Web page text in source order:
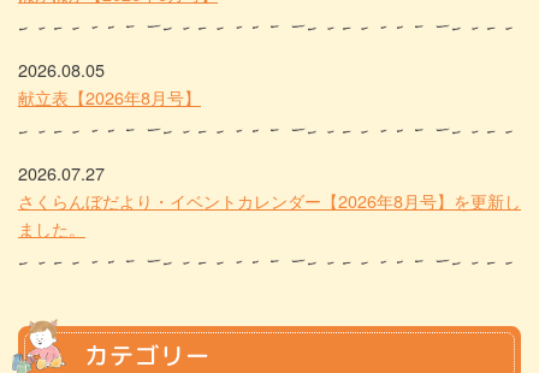
2026.08.05
献立表【2026年8月号】
2026.07.27
さくらんぼだより・イベントカレンダー【2026年8月号】を更新し
ました。
カテゴリー